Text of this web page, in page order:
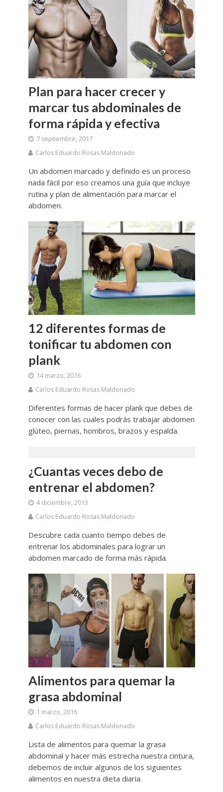
Plan para hacer crecer y
marcar tus abdominales de
forma rápida y efectiva
7 septiembre, 2017
Carlos Eduardo Rosas Maldonado
Un abdomen marcado y definido es un proceso
nada fácil por eso creamos una guía que incluye
rutina y plan de alimentación para marcar el
abdomen.
12 diferentes formas de
tonificar tu abdomen con
plank
14 marzo, 2016
Carlos Eduardo Rosas Maldonado
Diferentes formas de hacer plank que debes de
conocer con las cuales podrás trabajar abdomen
glúteo, piernas, hombros, brazos y espalda.
¿Cuantas veces debo de
entrenar el abdomen?
4 diciembre, 2013
Carlos Eduardo Rosas Maldonado
Descubre cada cuanto tiempo debes de
entrenar los abdominales para lograr un
abdomen marcado de forma más rápida.
Alimentos para quemar la
grasa abdominal
1 marzo, 2016
Carlos Eduardo Rosas Maldonado
Lista de alimentos para quemar la grasa
abdominal y hacer más estrecha nuestra cintura,
debemos de incluir algunos de los siguientes
alimentos en nuestra dieta diaria.